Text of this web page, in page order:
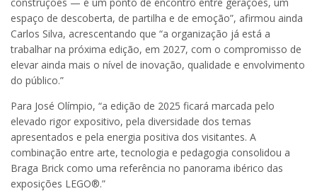
espaço de descoberta, de partilha e de emoção”, afirmou ainda
Carlos Silva, acrescentando que “a organização já está a
trabalhar na próxima edição, em 2027, com o compromisso de
elevar ainda mais o nível de inovação, qualidade e envolvimento
do público.”
Para José Olímpio, “a edição de 2025 ficará marcada pelo
elevado rigor expositivo, pela diversidade dos temas
apresentados e pela energia positiva dos visitantes. A
combinação entre arte, tecnologia e pedagogia consolidou a
Braga Brick como uma referência no panorama ibérico das
exposições LEGO®.”